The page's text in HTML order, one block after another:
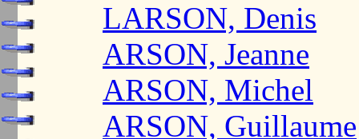
LARSON, Denis
ARSON, Jeanne
ARSON, Michel
ARSON, Guillaume